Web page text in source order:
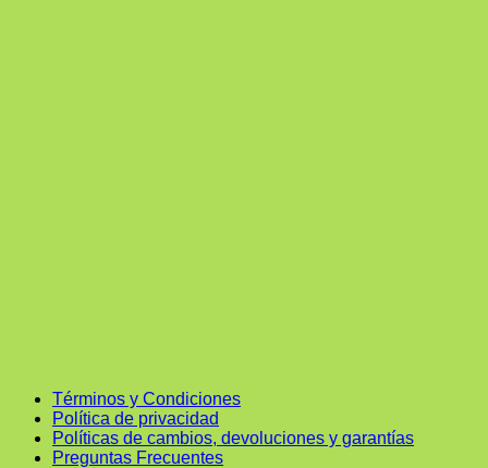
Términos y Condiciones
Política de privacidad
Políticas de cambios, devoluciones y garantías
Preguntas Frecuentes